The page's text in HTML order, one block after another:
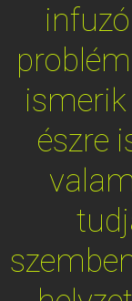
ismerik
észre